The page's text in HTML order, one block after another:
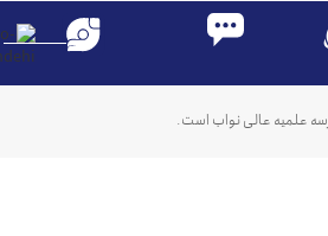
علمیه عالی نواب است.